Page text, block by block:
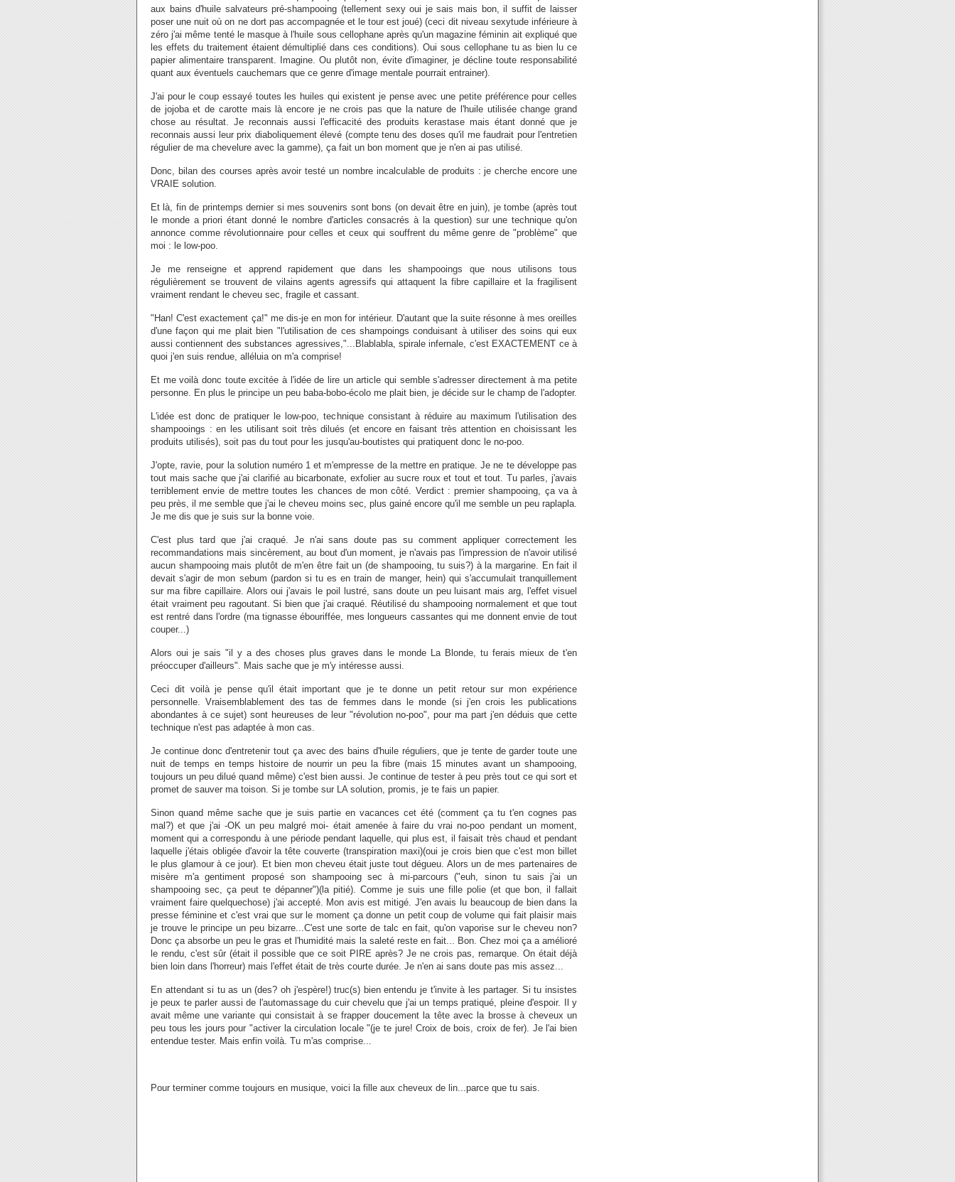
aux bains d'huile salvateurs pré-shampooing (tellement sexy oui je sais mais bon, il suffit de laisser
poser une nuit où on ne dort pas accompagnée et le tour est joué) (ceci dit niveau sexytude inférieure à
zéro j'ai même tenté le masque à l'huile sous cellophane après qu'un magazine féminin ait expliqué que
les effets du traitement étaient démultiplié dans ces conditions). Oui sous cellophane tu as bien lu ce
papier alimentaire transparent. Imagine. Ou plutôt non, évite d'imaginer, je décline toute responsabilité
quant aux éventuels cauchemars que ce genre d'image mentale pourrait entrainer).
J'ai pour le coup essayé toutes les huiles qui existent je pense avec une petite préférence pour celles
de jojoba et de carotte mais là encore je ne crois pas que la nature de l'huile utilisée change grand
chose au résultat. Je reconnais aussi l'efficacité des produits kerastase mais étant donné que je
reconnais aussi leur prix diaboliquement élevé (compte tenu des doses qu'il me faudrait pour l'entretien
régulier de ma chevelure avec la gamme), ça fait un bon moment que je n'en ai pas utilisé.
Donc, bilan des courses après avoir testé un nombre incalculable de produits : je cherche encore une
VRAIE solution.
Et là, fin de printemps dernier si mes souvenirs sont bons (on devait être en juin), je tombe (après tout
le monde a priori étant donné le nombre d'articles consacrés à la question) sur une technique qu'on
annonce comme révolutionnaire pour celles et ceux qui souffrent du même genre de "problème" que
moi : le low-poo.
Je me renseigne et apprend rapidement que dans les shampooings que nous utilisons tous
régulièrement se trouvent de vilains agents agressifs qui attaquent la fibre capillaire et la fragilisent
vraiment rendant le cheveu sec, fragile et cassant.
"Han! C'est exactement ça!" me dis-je en mon for intérieur. D'autant que la suite résonne à mes oreilles
d'une façon qui me plait bien "l'utilisation de ces shampoings conduisant à utiliser des soins qui eux
aussi contiennent des substances agressives,"...Blablabla, spirale infernale, c'est EXACTEMENT ce à
quoi j'en suis rendue, alléluia on m'a comprise!
Et me voilà donc toute excitée à l'idée de lire un article qui semble s'adresser directement à ma petite
personne. En plus le principe un peu baba-bobo-écolo me plait bien, je décide sur le champ de l'adopter.
L'idée est donc de pratiquer le low-poo, technique consistant à réduire au maximum l'utilisation des
shampooings : en les utilisant soit très dilués (et encore en faisant très attention en choisissant les
produits utilisés), soit pas du tout pour les jusqu'au-boutistes qui pratiquent donc le no-poo.
J'opte, ravie, pour la solution numéro 1 et m'empresse de la mettre en pratique. Je ne te développe pas
tout mais sache que j'ai clarifié au bicarbonate, exfolier au sucre roux et tout et tout. Tu parles, j'avais
terriblement envie de mettre toutes les chances de mon côté. Verdict : premier shampooing, ça va à
peu près, il me semble que j'ai le cheveu moins sec, plus gainé encore qu'il me semble un peu raplapla.
Je me dis que je suis sur la bonne voie.
C'est plus tard que j'ai craqué. Je n'ai sans doute pas su comment appliquer correctement les
recommandations mais sincèrement, au bout d'un moment, je n'avais pas l'impression de n'avoir utilisé
aucun shampooing mais plutôt de m'en être fait un (de shampooing, tu suis?) à la margarine. En fait il
devait s'agir de mon sebum (pardon si tu es en train de manger, hein) qui s'accumulait tranquillement
sur ma fibre capillaire. Alors oui j'avais le poil lustré, sans doute un peu luisant mais arg, l'effet visuel
était vraiment peu ragoutant. Si bien que j'ai craqué. Réutilisé du shampooing normalement et que tout
est rentré dans l'ordre (ma tignasse ébouriffée, mes longueurs cassantes qui me donnent envie de tout
couper...)
Alors oui je sais "il y a des choses plus graves dans le monde La Blonde, tu ferais mieux de t'en
préoccuper d'ailleurs". Mais sache que je m'y intéresse aussi.
Ceci dit voilà je pense qu'il était important que je te donne un petit retour sur mon expérience
personnelle. Vraisemblablement des tas de femmes dans le monde (si j'en crois les publications
abondantes à ce sujet) sont heureuses de leur "révolution no-poo", pour ma part j'en déduis que cette
technique n'est pas adaptée à mon cas.
Je continue donc d'entretenir tout ça avec des bains d'huile réguliers, que je tente de garder toute une
nuit de temps en temps histoire de nourrir un peu la fibre (mais 15 minutes avant un shampooing,
toujours un peu dilué quand même) c'est bien aussi. Je continue de tester à peu près tout ce qui sort et
promet de sauver ma toison. Si je tombe sur LA solution, promis, je te fais un papier.
Sinon quand même sache que je suis partie en vacances cet été (comment ça tu t'en cognes pas
mal?) et que j'ai -OK un peu malgré moi- était amenée à faire du vrai no-poo pendant un moment,
moment qui a correspondu à une période pendant laquelle, qui plus est, il faisait très chaud et pendant
laquelle j'étais obligée d'avoir la tête couverte (transpiration maxi)(oui je crois bien que c'est mon billet
le plus glamour à ce jour). Et bien mon cheveu était juste tout dégueu. Alors un de mes partenaires de
misère m'a gentiment proposé son shampooing sec à mi-parcours ("euh, sinon tu sais j'ai un
shampooing sec, ça peut te dépanner")(la pitié). Comme je suis une fille polie (et que bon, il fallait
vraiment faire quelquechose) j'ai accepté. Mon avis est mitigé. J'en avais lu beaucoup de bien dans la
presse féminine et c'est vrai que sur le moment ça donne un petit coup de volume qui fait plaisir mais
je trouve le principe un peu bizarre...C'est une sorte de talc en fait, qu'on vaporise sur le cheveu non?
Donc ça absorbe un peu le gras et l'humidité mais la saleté reste en fait... Bon. Chez moi ça a amélioré
le rendu, c'est sûr (était il possible que ce soit PIRE après? Je ne crois pas, remarque. On était déjà
bien loin dans l'horreur) mais l'effet était de très courte durée. Je n'en ai sans doute pas mis assez...
En attendant si tu as un (des? oh j'espère!) truc(s) bien entendu je t'invite à les partager. Si tu insistes
je peux te parler aussi de l'automassage du cuir chevelu que j'ai un temps pratiqué, pleine d'espoir. Il y
avait même une variante qui consistait à se frapper doucement la tête avec la brosse à cheveux un
peu tous les jours pour "activer la circulation locale "(je te jure! Croix de bois, croix de fer). Je l'ai bien
entendue tester. Mais enfin voilà. Tu m'as comprise...
Pour terminer comme toujours en musique, voici la fille aux cheveux de lin...parce que tu sais.